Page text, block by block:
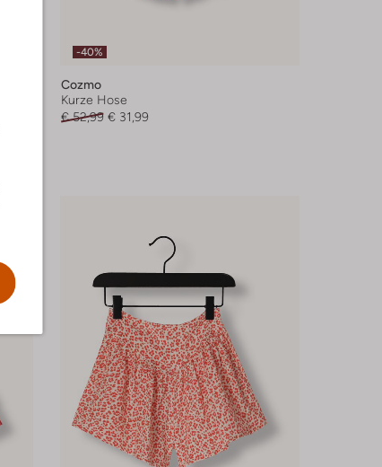
-40%
Cozmo
Kurze Hose
€ 52,99 € 31,99